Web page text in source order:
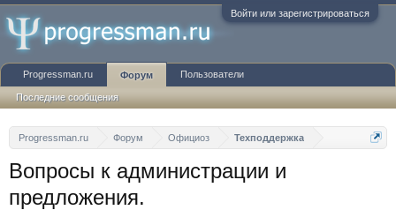
Войти или зарегистрироваться
Progressman.ru Форум Официоз Техподдержка
Вопросы к администрации и
предложения.
Progressman.ru Форум
Последние сообщения
Пользователи